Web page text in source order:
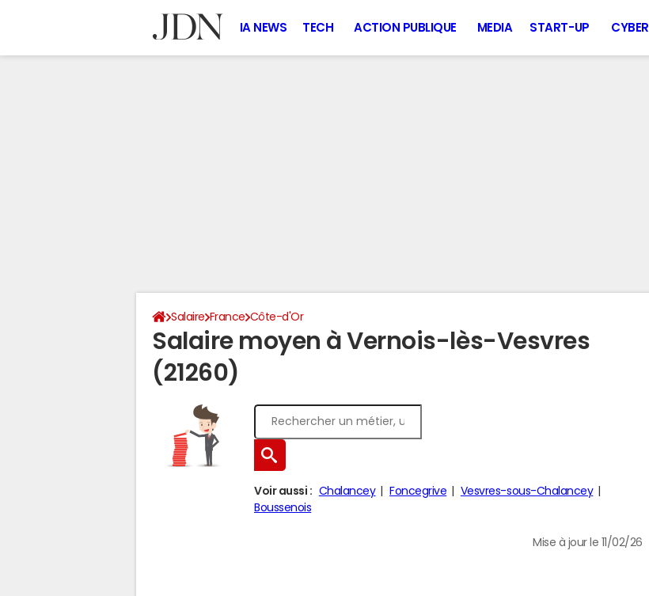
IA NEWS TECH ACTION PUBLIQUE MEDIA START-UP
Salaire France Côte-d'Or
Salaire moyen à Vernois-lès-Vesvres
(21260)
Voir aussi : Chalancey Foncegrive
Vesvres-sous-Chalancey
Boussenois
Mise à jour le 11/02/26